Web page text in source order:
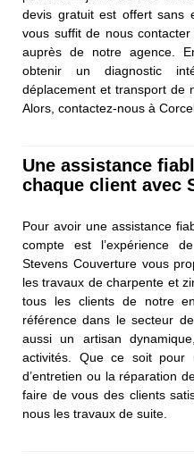
devis gratuit est offert sans
vous suffit de nous
auprès de notre agence.
obtenir un diagnostic
déplacement et transport de
Alors, contactez-nous à
Une assistance
chaque client avec
Pour avoir une assistance
compte est l’expérience
Stevens Couverture vous
les travaux de charpente et
tous les clients de notre
référence dans le secteur
aussi un artisan
activités. Que ce soit pour
d’entretien ou la réparation
faire de vous des clients
nous les travaux de suite.